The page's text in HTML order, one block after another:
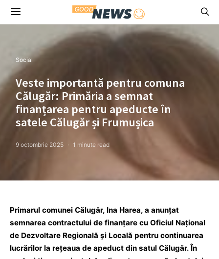
Social
Veste importantă pentru comuna
Călugăr: Primăria a semnat
finanțarea pentru apeducte în
satele Călugăr și Frumușica
9 octombrie 2025 1 minute read
Primarul comunei Călugăr, Ina Harea, a anunțat
semnarea contractului de finanțare cu Oficiul Național
de Dezvoltare Regională și Locală pentru continuarea
lucrărilor la rețeaua de apeduct din satul Călugăr. În